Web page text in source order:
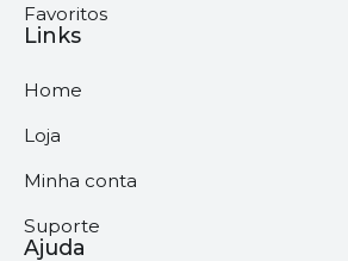
Favoritos
Links
Home
Loja
Minha conta
Suporte
Ajuda